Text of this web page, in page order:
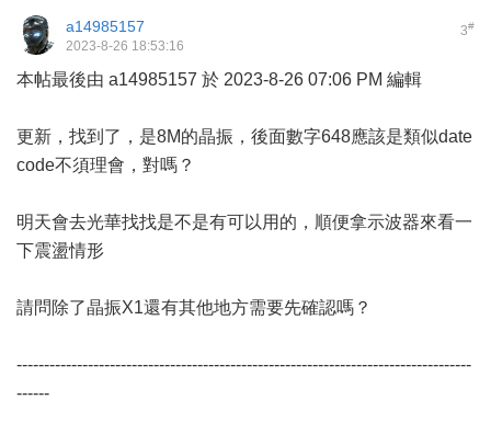
3#
a14985157
2023-8-26 18:53:16
本帖最後由 a14985157 於 2023-8-26 07:06 PM 編輯
更新，找到了，是8M的晶振，後面數字648應該是類似date
code不須理會，對嗎？
明天會去光華找找是不是有可以用的，順便拿示波器來看一
下震盪情形
請問除了晶振X1還有其他地方需要先確認嗎？
-----------------------------------------------------------------------------------
------